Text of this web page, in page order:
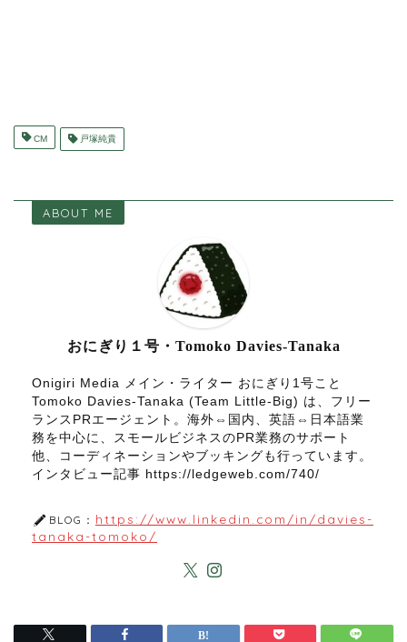
CM 戸塚純貴
ABOUT ME
おにぎり１号・Tomoko Davies-Tanaka
Onigiri Media メイン・ライター おにぎり1号こと
Tomoko Davies-Tanaka (Team Little-Big) は、フリー
ランスPRエージェント。海外⇔国内、英語⇔日本語業
務を中心に、スモールビジネスのPR業務のサポート
他、コーディネーションやブッキングも行っています。
インタビュー記事 https://ledgeweb.com/740/
BLOG： https://www.linkedin.com/in/davies-
tanaka-tomoko/